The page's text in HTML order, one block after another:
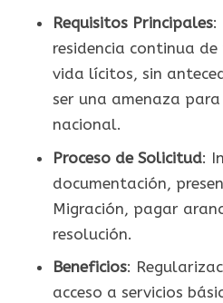
Requisitos Principales:
residencia continua
vida lícitos, sin
ser una amenaza
nacional.
Proceso de Solicitud:
documentación,
Migración, pagar
resolución.
Beneficios:
acceso a servicios